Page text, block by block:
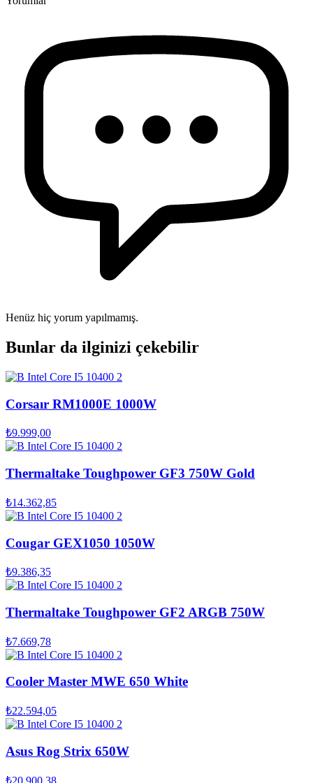
Henüz hiç yorum yapılmamış.
Bunlar da ilginizi çekebilir
Corsaır RM1000E 1000W
₺9.999,00
Thermaltake Toughpower GF3 750W Gold
₺14.362,85
Cougar GEX1050 1050W
₺9.386,35
Thermaltake Toughpower GF2 ARGB 750W
₺7.669,78
Cooler Master MWE 650 White
₺22.594,05
Asus Rog Strix 650W
₺20.900,38